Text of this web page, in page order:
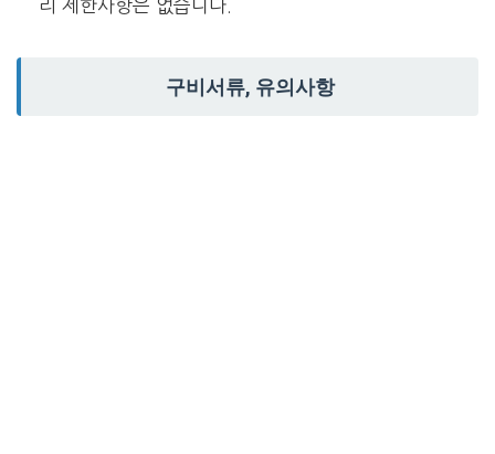
리 제한사항은 없습니다.
구비서류, 유의사항